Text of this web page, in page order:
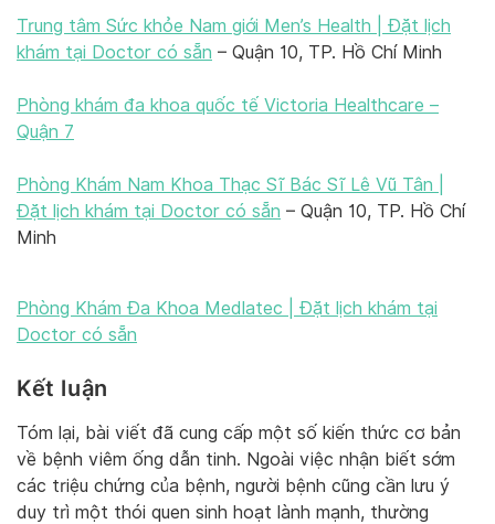
Trung tâm Sức khỏe Nam giới Men’s Health | Đặt lịch
khám tại Doctor có sẵn – Quận 10, TP. Hồ Chí Minh
Phòng khám đa khoa quốc tế Victoria Healthcare –
Quận 7
Phòng Khám Nam Khoa Thạc Sĩ Bác Sĩ Lê Vũ Tân |
Đặt lịch khám tại Doctor có sẵn – Quận 10, TP. Hồ Chí
Minh
Phòng Khám Đa Khoa Medlatec | Đặt lịch khám tại
Doctor có sẵn
Kết luận
Tóm lại, bài viết đã cung cấp một số kiến thức cơ bản
về bệnh viêm ống dẫn tinh. Ngoài việc nhận biết sớm
các triệu chứng của bệnh, người bệnh cũng cần lưu ý
duy trì một thói quen sinh hoạt lành mạnh, thường